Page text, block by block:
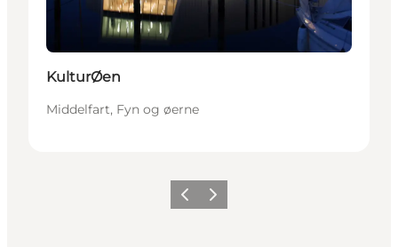
KulturØen
Middelfart, Fyn og øerne
ForrigeNæste